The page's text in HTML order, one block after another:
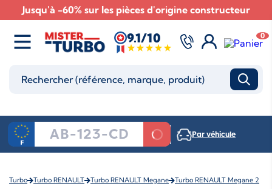
Jusqu'à -60% sur les pièces d'origine constructeur
9.1/10 0
Par véhicule
Turbo Turbo RENAULT Turbo RENAULT Megane Turbo RENAULT Megane 2